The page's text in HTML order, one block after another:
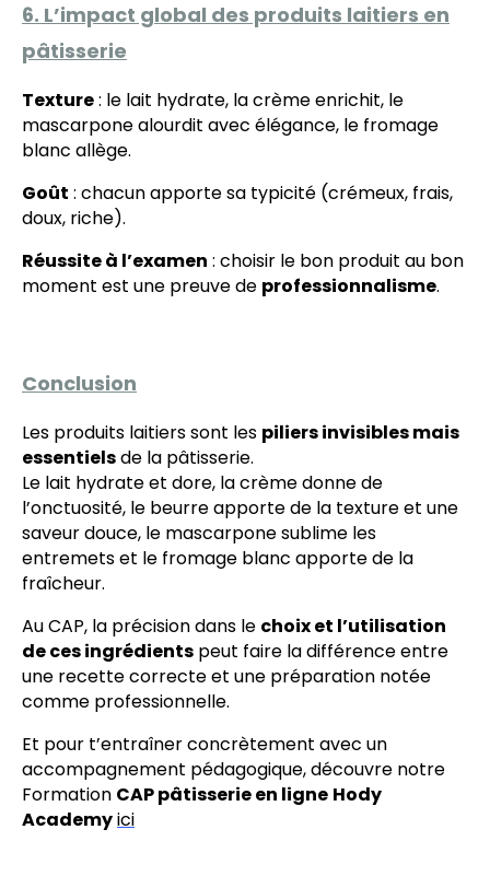
6. L’impact global des produits laitiers en
pâtisserie
Texture: le lait hydrate, la crème enrichit, le
mascarpone alourdit avec élégance, le fromage
blanc allège.
Goût : chacun apporte sa typicité (crémeux, frais,
doux, riche).
Réussite à l’examen : choisir le bon produit au bon
moment est une preuve de professionnalisme.
Conclusion
Les produits laitiers sont les piliers invisibles mais
essentielsde la pâtisserie.
Le lait hydrate et dore, la crème donne de
l’onctuosité, le beurre apporte de la texture et une
saveur douce, le mascarpone sublime les
entremets et le fromage blanc apporte de la
fraîcheur.
Au CAP, la précision dans le choix et l’utilisation
de ces ingrédients peut faire la différence entre
une recette correcte et une préparation notée
comme professionnelle.
Et pour t’entraîner concrètement avec un
accompagnement pédagogique, découvre notre
Formation CAP pâtisserie en ligne Hody
Academyici